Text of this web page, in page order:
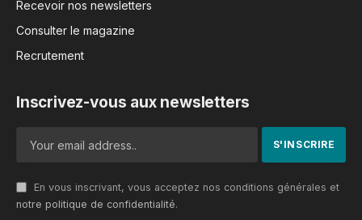
Recevoir nos newsletters
Consulter le magazine
Recrutement
Inscrivez-vous aux newsletters
En vous inscrivant, vous acceptez nos conditions générales et
notre politique de confidentialité.